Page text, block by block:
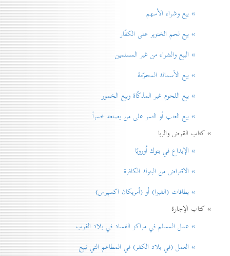
» بيع وشراء الأسهم
» بيع لحم الخنزير علی الكفّار
» البيع والشراء من غير المسلمين
» بيع الأسماك المحرّمة
» بيع اللحوم غير المذكّاة وبيع الخمور
» بيع العنب أو التمر على من يصنعه خمراً
» كتاب القرض والربا
» الإيداع في بنوك اُوروبّا
» الاقتراض من البنوك الكافرة
» بطاقات (الفيزا) أو (أمريكان اكسپرس)
» كتاب الإجارة
» عمل المسلم في مراكز الفساد في بلاد الغرب
» العمل (في بلاد الكفر) في المطاعم التي تبيع